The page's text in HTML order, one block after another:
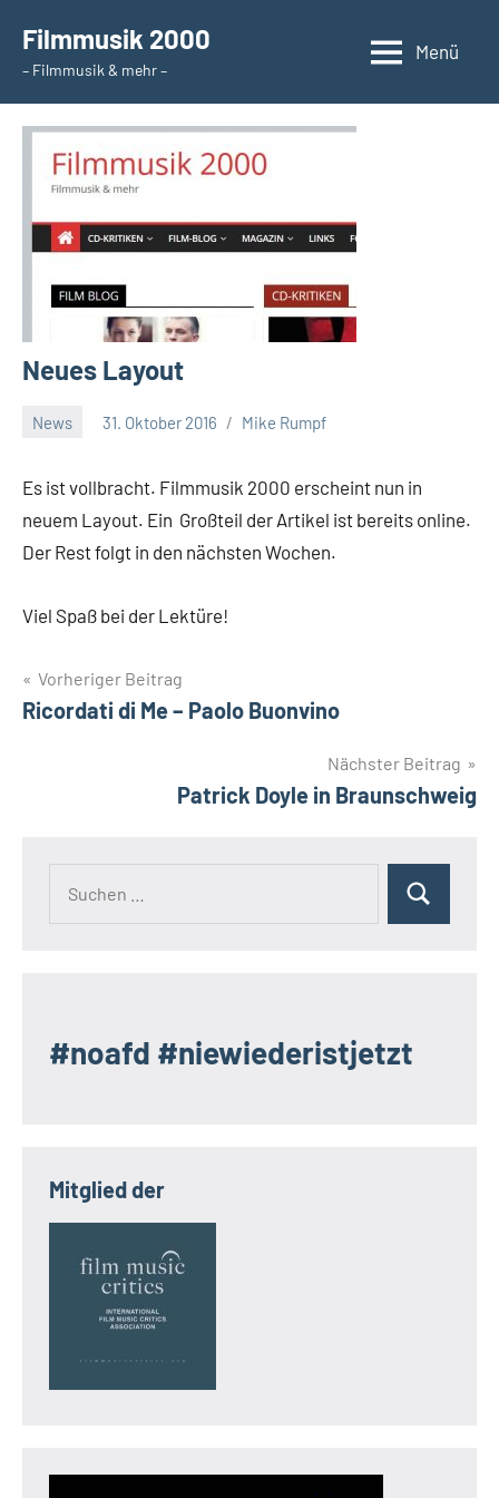
Inhalt
springen
Filmmusik 2000
– Filmmusik & mehr –
Menü
Neues Layout
News 31. Oktober 2016 Mike Rumpf
Es ist vollbracht. Filmmusik 2000 erscheint nun in
neuem Layout. Ein Großteil der Artikel ist bereits online.
Der Rest folgt in den nächsten Wochen.
Viel Spaß bei der Lektüre!
Beitragsnavigation
Vorheriger Beitrag
Ricordati di Me – Paolo Buonvino
Nächster Beitrag
Patrick Doyle in Braunschweig
Suchen
#noafd #niewiederistjetzt
Mitglied der